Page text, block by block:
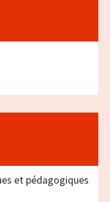
et pédagogiques